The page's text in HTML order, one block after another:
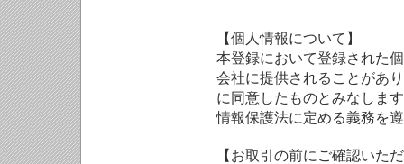
【個人情報について】
本登録において登録された
会社に提供されることがあ
に同意したものとみなしま
情報保護法に定める義務を
【お取引の前にご確認いた